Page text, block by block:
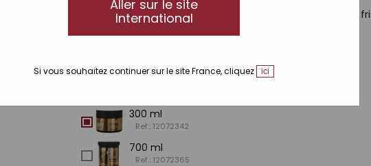
Aller sur le site
International
Si vous souhaitez continuer sur le site France, cliquez ici
Maintient le degré optimal d’humidité, en évitant les
300 ml
Ref.: 12072342
700 ml
Ref.: 12072365